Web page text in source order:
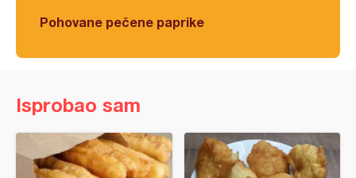
Pohovane pečene paprike
Isprobao sam